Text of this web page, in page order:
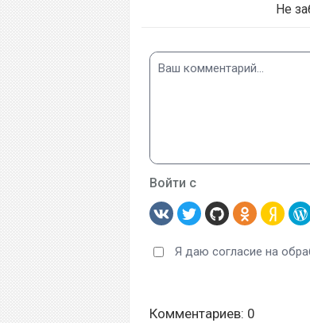
Не
Войти с
Я даю согласие на
Комментариев: 0